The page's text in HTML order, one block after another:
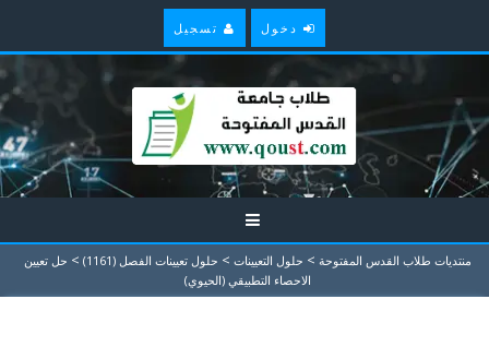
دخول تسجيل
منتديات طلاب القدس المفتوحة > حلول التعيينات > حلول تعيينات الفصل (1161) > حل تعيين
الاحصاء التطبيقي (الحيوي)